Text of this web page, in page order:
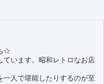
☆
ています。昭和レトロなお店
一人で堪能したりするのが至